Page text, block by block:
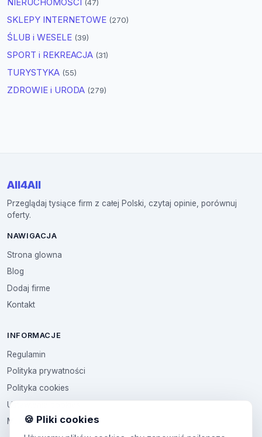
(47)
SKLEPY INTERNETOWE (270)
ŚLUB i WESELE (39)
SPORT i REKREACJA (31)
TURYSTYKA (55)
ZDROWIE i URODA (279)
All4All
Przeglądaj tysiące firm z całej Polski, czytaj opinie, porównuj
oferty.
NAWIGACJA
Strona glowna
Blog
Dodaj firme
Kontakt
INFORMACJE
Regulamin
Polityka prywatności
Polityka cookies
Ustawienia cookies
Multikod🍪 Pliki cookies